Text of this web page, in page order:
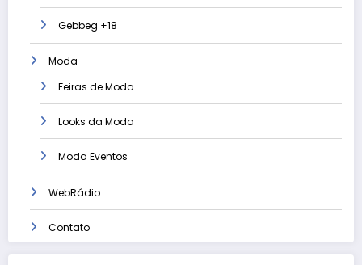
Gebbeg +18
Moda
Feiras de Moda
Looks da Moda
Moda Eventos
WebRádio
Contato